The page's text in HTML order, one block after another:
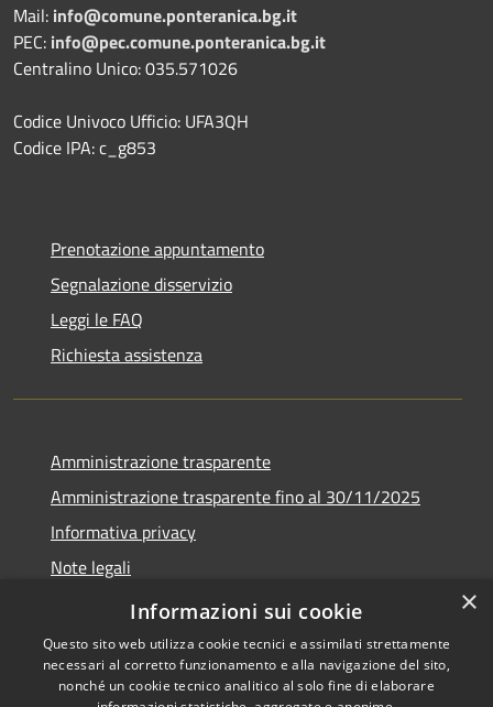
Mail: info@comune.ponteranica.bg.it
PEC: info@pec.comune.ponteranica.bg.it
Centralino Unico: 035.571026
Codice Univoco Ufficio: UFA3QH
Codice IPA: c_g853
Prenotazione appuntamento
Segnalazione disservizio
Leggi le FAQ
Richiesta assistenza
Amministrazione trasparente
Amministrazione trasparente fino al 30/11/2025
Informativa privacy
Note legali
Dichiarazione di accessibilità
×
Informazioni sui cookie
Questo sito web utilizza cookie tecnici e assimilati strettamente
necessari al corretto funzionamento e alla navigazione del sito,
nonché un cookie tecnico analitico al solo fine di elaborare